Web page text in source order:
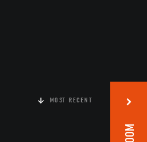
MOST RECENT